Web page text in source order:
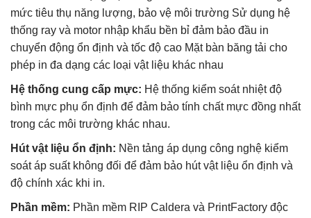
mức tiêu thụ năng lượng, bảo vệ môi trường Sử dụng hệ
thống ray và motor nhập khẩu bền bỉ đảm bảo đầu in
chuyển động ổn định và tốc độ cao Mặt bàn băng tải cho
phép in đa dạng các loại vật liệu khác nhau
Hệ thống cung cấp mực: Hệ thống kiểm soát nhiệt độ
bình mực phụ ổn định để đảm bảo tính chất mực đồng nhất
trong các môi trường khác nhau.
Hút vật liệu ổn định: Nền tảng áp dụng công nghệ kiểm
soát áp suất không đối để đảm bảo hút vật liệu ổn định và
độ chính xác khi in.
Phần mềm: Phần mềm RIP Caldera và PrintFactory độc